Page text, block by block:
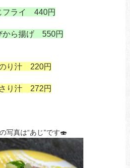
フライ 440円
から揚げ 550円
り汁 220円
り汁 272円
写真は“あじ”です🍣